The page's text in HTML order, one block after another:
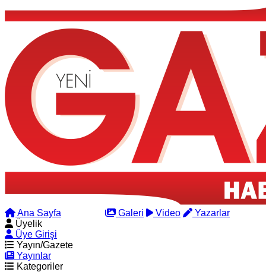
Ana Sayfa Galeri Video
Yazarlar
Üyelik
Üye Girişi
Yayın/Gazete
Yayınlar
Kategoriler